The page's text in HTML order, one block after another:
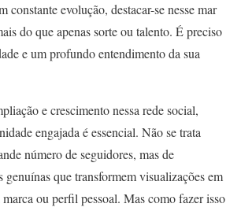
constante evolução, destacar-se nesse mar
do que apenas sorte ou talento. É preciso
e um profundo entendimento da sua
e crescimento nessa rede social,
engajada é essencial. Não se trata
número de seguidores, mas de
genuínas que transformem visualizações em
ou perfil pessoal. Mas como fazer isso